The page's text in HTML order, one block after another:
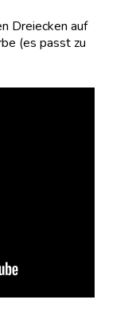
Dreiecken auf
(es passt zu